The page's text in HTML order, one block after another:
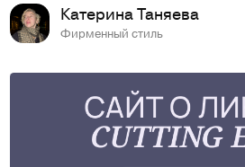
Катерина Таняева
Фирменный стиль